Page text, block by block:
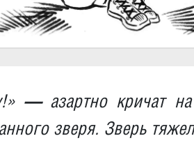
—азартно кричат на
зверя. Зверь